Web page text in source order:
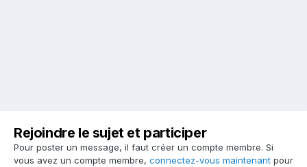
Rejoindre le sujet et participer
Pour poster un message, il faut créer un compte membre. Si
vous avez un compte membre, connectez-vous maintenant pour